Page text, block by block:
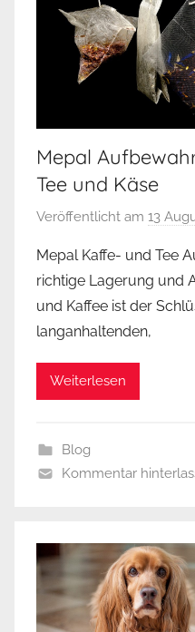
Mepal
Tee und Käse
Veröffentlicht am 13
Mepal Kaffe- und Tee
richtige Lagerung und
und Kaffee ist der
langanhaltenden,
Weiterlesen
Blog
Kommentar